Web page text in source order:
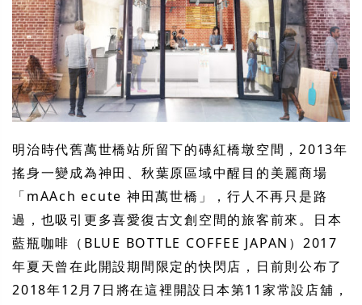
明治時代舊萬世橋站所留下的磚紅橋墩空間，2013年
搖身一變成為神田、秋葉原區域中醒目的美麗商場
「mAAch ecute 神田萬世橋」，行人不再只是路
過，也吸引更多喜愛復古文創空間的旅客前來。日本
藍瓶咖啡（BLUE BOTTLE COFFEE JAPAN）2017
年夏天曾在此開設期間限定的快閃店，日前則公布了
2018年12月7日將在這裡開設日本第11家常設店舖，